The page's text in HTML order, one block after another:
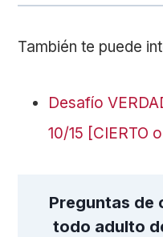
También te puede
Desafío
10/15 [CIERTO
Preguntas de
todo adulto